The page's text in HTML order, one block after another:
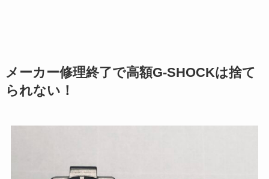
メーカー修理終了で高額G-SHOCKは捨て
られない！